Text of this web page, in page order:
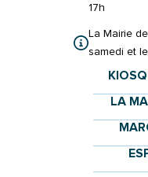
17h
La Mairie
samedi et
LA